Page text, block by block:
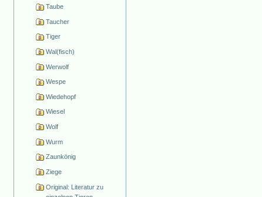
Taube
Taucher
Tiger
Wal(fisch)
Werwolf
Wespe
Wiedehopf
Wiesel
Wolf
Wurm
Zaunkönig
Ziege
Original: Literatur zu